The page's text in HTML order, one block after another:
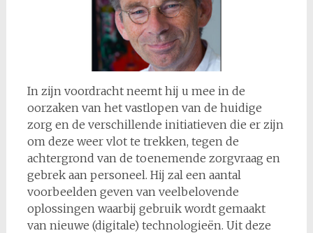
In zijn voordracht neemt hij u mee in de
oorzaken van het vastlopen van de huidige
zorg en de verschillende initiatieven die er zijn
om deze weer vlot te trekken, tegen de
achtergrond van de toenemende zorgvraag en
gebrek aan personeel. Hij zal een aantal
voorbeelden geven van veelbelovende
oplossingen waarbij gebruik wordt gemaakt
van nieuwe (digitale) technologieën. Uit deze